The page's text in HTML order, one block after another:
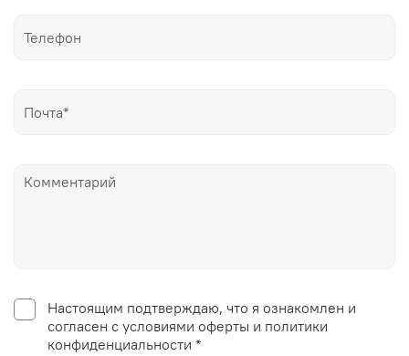
Настоящим подтверждаю, что я ознакомлен и
согласен с условиями оферты и политики
конфиденциальности *